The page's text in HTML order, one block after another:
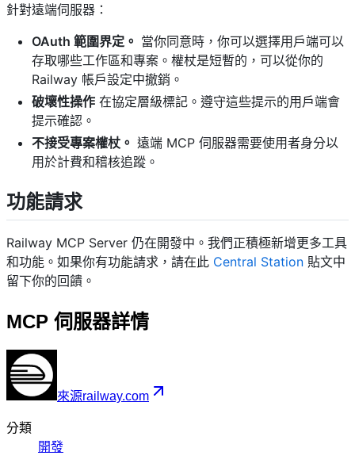
針對遠端伺服器：
OAuth 範圍界定。 當你同意時，你可以選擇用戶端可以
存取哪些工作區和專案。權杖是短暫的，可以從你的
Railway 帳戶設定中撤銷。
破壞性操作 在協定層級標記。遵守這些提示的用戶端會
提示確認。
不接受專案權杖。 遠端 MCP 伺服器需要使用者身分以
用於計費和稽核追蹤。
功能請求
Railway MCP Server 仍在開發中。我們正積極新增更多工具
和功能。如果你有功能請求，請在此 Central Station 貼文中
留下你的回饋。
MCP 伺服器詳情
來源railway.com
分類
開發